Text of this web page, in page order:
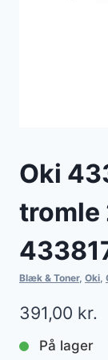
Oki
tromle
Blæk & Toner, Oki,
391,00 kr.
På lager